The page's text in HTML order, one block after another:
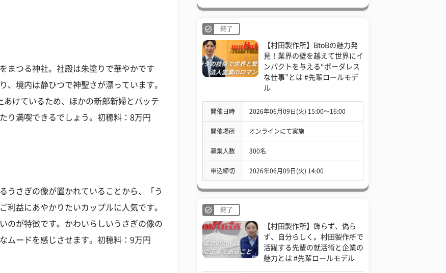
まつる神社。社殿は朱塗りで華やかです
、境内は静ひつで神聖さが漂っています。
けているため、ほかの新郎新婦とバッテ
り満喫できるでしょう。初穂料：8万円
うさぎの像が置かれていることから、「う
利益にあやかりたいカップルに人気です。
のが特徴です。かわいらしいうさぎの像の
ムードを感じさせます。初穂料：9万円
終了
【村田製作所】BtoBの魅力発
見！業界の壁を越えて世界にイ
ンパクトを与える“ボーダレス
な仕事”とは #先輩ロールモデ
ル
開催日時 2026年06月09日(火) 15:00〜16:00
開催場所 オンラインにて実施
募集人数 300名
申込締切 2026年06月09日(火) 14:00
終了
【村田製作所】飾らず、偽ら
ず、自分らしく。村田製作所で
活躍する先輩の就活術と企業の
魅力とは #先輩ロールモデル